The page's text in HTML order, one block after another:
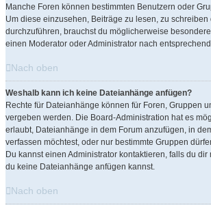
Manche Foren können bestimmten Benutzern oder
Um diese einzusehen, Beiträge zu lesen, zu
durchzuführen, brauchst du möglicherweise
einen Moderator oder Administrator nach
Nach oben
Weshalb kann ich keine Dateianhänge anfügen?
Rechte für Dateianhänge können für Foren, Gruppen
vergeben werden. Die Board-Administration hat es
erlaubt, Dateianhänge in dem Forum anzufügen, in
verfassen möchtest, oder nur bestimmte Gruppen
Du kannst einen Administrator kontaktieren, falls du
du keine Dateianhänge anfügen kannst.
Nach oben